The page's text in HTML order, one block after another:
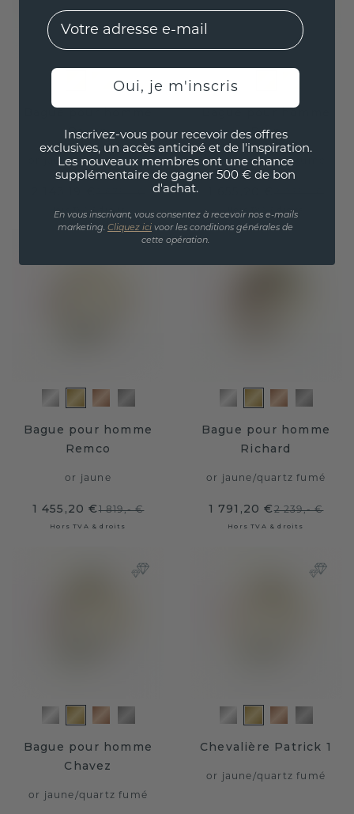
Bague pour homme
Pavan
or jaune/ quartz fumé
Hors TVA & droits
Bague pour homme
Dion
or jaune/quartz fumé
Hors TVA & droits
Bague pour homme
Remco
or jaune
1 455,20 €1 819,- €
Hors TVA & droits
Bague pour homme
Richard
or jaune/quartz fumé
1 791,20 €2 239,- €
Hors TVA & droits
Bague pour homme
Chavez
or jaune/quartz fumé
Chevalière Patrick 1
or jaune/quartz fumé
EMail
Oui, je m'inscris
Inscrivez-vous pour recevoir des offres
exclusives, un accès anticipé et de l'inspiration.
Les nouveaux membres ont une chance
supplémentaire de gagner 500 € de bon
d'achat.
En vous inscrivant, vous consentez à recevoir nos e-mails
marketing. Cliquez ici voor les conditions générales de
cette opération.